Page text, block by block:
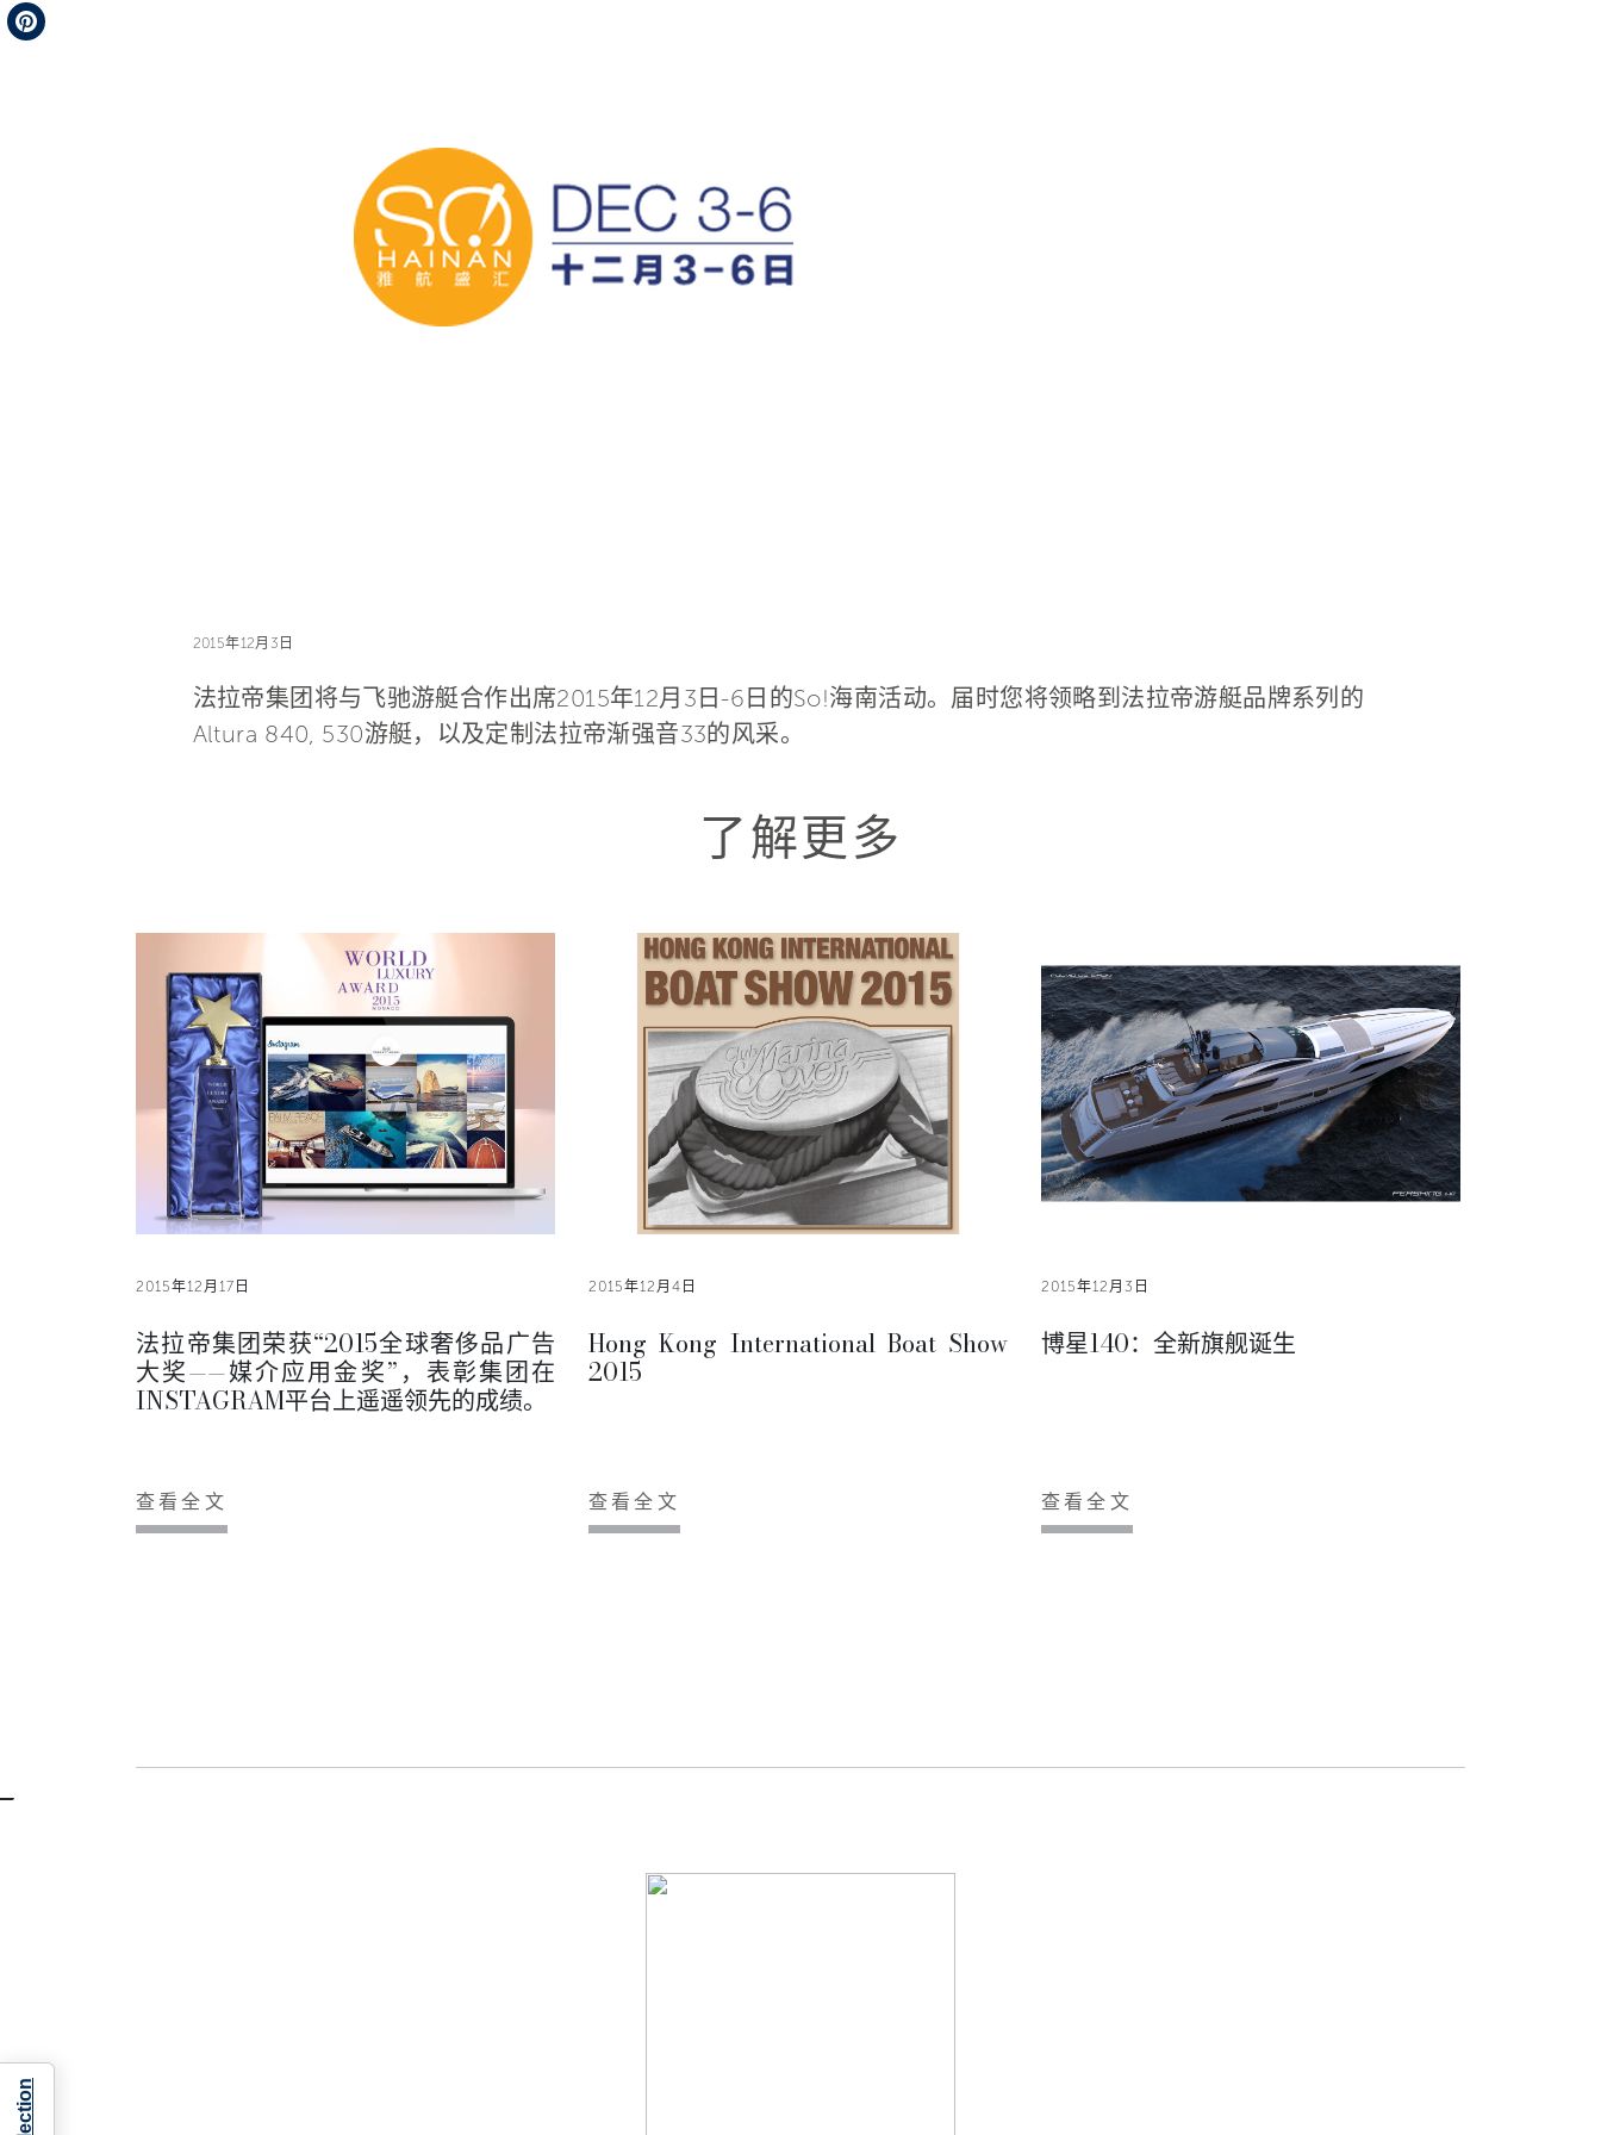
Telegram
2015年12月3日
法拉帝集团将与飞驰游艇合作出席2015年12月3日-6日的So!海南活动。届时您将领略到法拉帝游艇品牌系列的
Altura 840, 530游艇，以及定制法拉帝渐强音33的风采。
了解更多
2015年12月17日
法拉帝集团荣获“2015全球奢侈品广告
大奖——媒介应用金奖”，表彰集团在
INSTAGRAM平台上遥遥领先的成绩。
查看全文
2015年12月4日
Hong Kong International Boat Show
2015
查看全文
2015年12月3日
博星140：全新旗舰诞生
查看全文